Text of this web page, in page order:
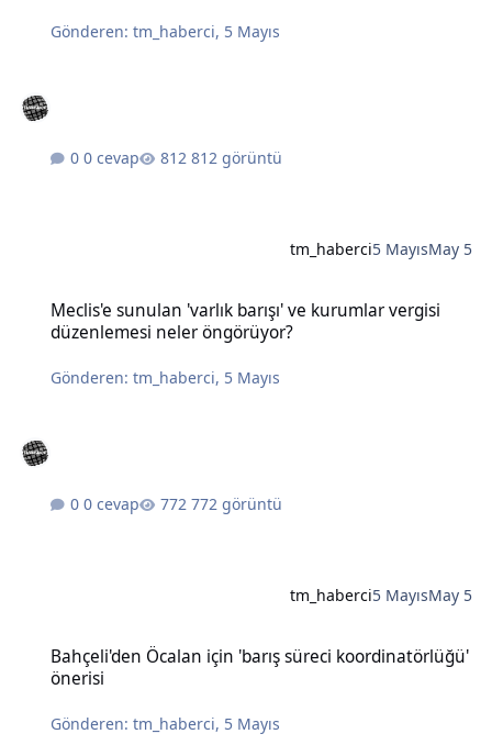
Gönderen:tm_haberci, 5 Mayıs
0 cevap 812 görüntü
tm_haberci5 MayısMay 5
Meclis'e sunulan 'varlık barışı' ve kurumlar vergisi
düzenlemesi neler öngörüyor?
Gönderen:tm_haberci, 5 Mayıs
0 cevap 772 görüntü
tm_haberci5 MayısMay 5
Bahçeli'den Öcalan için 'barış süreci koordinatörlüğü'
önerisi
Gönderen:tm_haberci, 5 Mayıs